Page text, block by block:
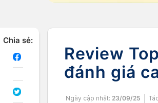
Chia sẻ:
Review
đánh giá
Ngày cập nhật: 23/09/25